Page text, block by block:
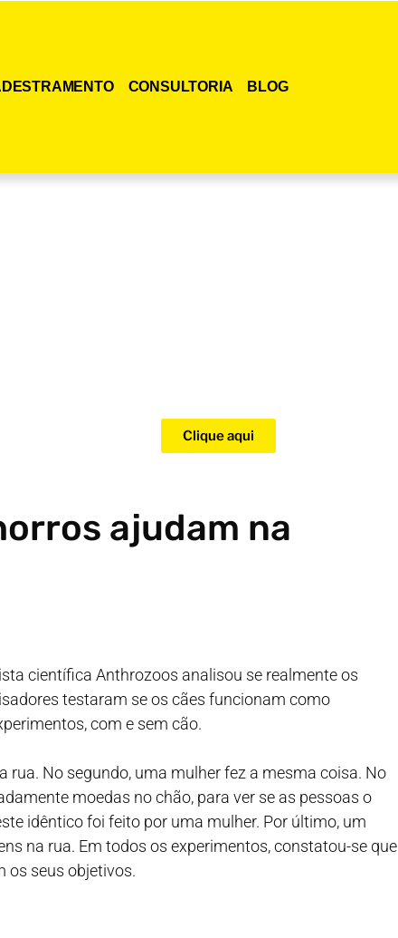
CONSULTORIA BLOG
Clique aqui
ajudam na
científica Anthrozoos analisou se realmente os
testaram se os cães funcionam como
com e sem cão.
rua. No segundo, uma mulher fez a mesma coisa. No
moedas no chão, para ver se as pessoas o
idêntico foi feito por uma mulher. Por último, um
na rua. Em todos os experimentos, constatou-se que
os seus objetivos.